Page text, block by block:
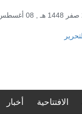
الافتتاحية أخبار